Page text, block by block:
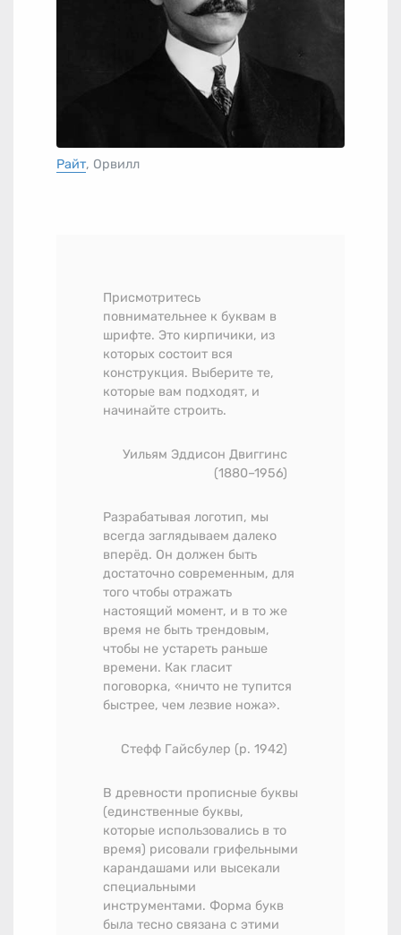
Райт, Орвилл
Присмотритесь
повнимательнее к буквам в
шрифте. Это кирпичики, из
которых состоит вся
конструкция. Выберите те,
которые вам подходят, и
начинайте строить.
Уильям Эддисон Двиггинс
(1880–1956)
Разрабатывая логотип, мы
всегда заглядываем далеко
вперёд. Он должен быть
достаточно современным, для
того чтобы отражать
настоящий момент, и в то же
время не быть трендовым,
чтобы не устареть раньше
времени. Как гласит
поговорка, «ничто не тупится
быстрее, чем лезвие ножа».
Стефф Гайсбулер (р. 1942)
В древности прописные буквы
(единственные буквы,
которые использовались в то
время) рисовали грифельными
карандашами или высекали
специальными
инструментами. Форма букв
была тесно связана с этими